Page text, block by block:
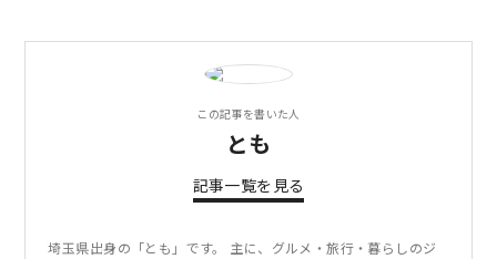
この記事を書いた人
とも
記事一覧を見る
埼玉県出身の「とも」です。 主に、グルメ・旅行・暮らしのジ